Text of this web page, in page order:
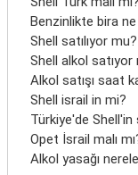
Benzinlikte bira
Shell satılıyor mu?
Shell alkol satıyor
Alkol satışı saat
Shell israil in mi?
Türkiye'de Shell'in
Opet İsrail malı
Alkol yasağı